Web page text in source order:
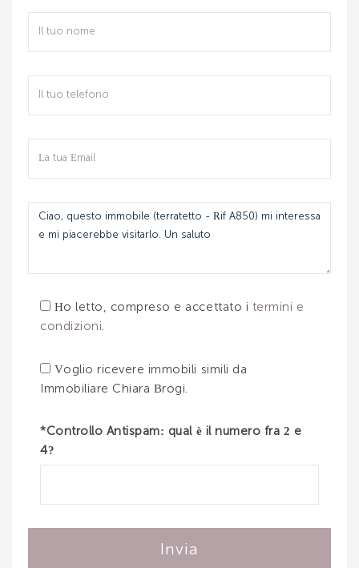
Ho letto, compreso e accettato i termini e
condizioni
Voglio ricevere immobili simili da
Immobiliare Chiara Brogi.
*Controllo Antispam: qual è il numero fra 2 e
4?
Invia